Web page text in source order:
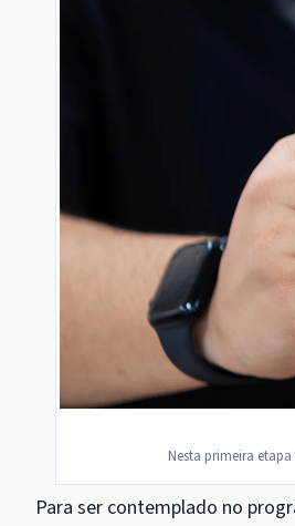
Nesta primeira
Para ser contemplado no